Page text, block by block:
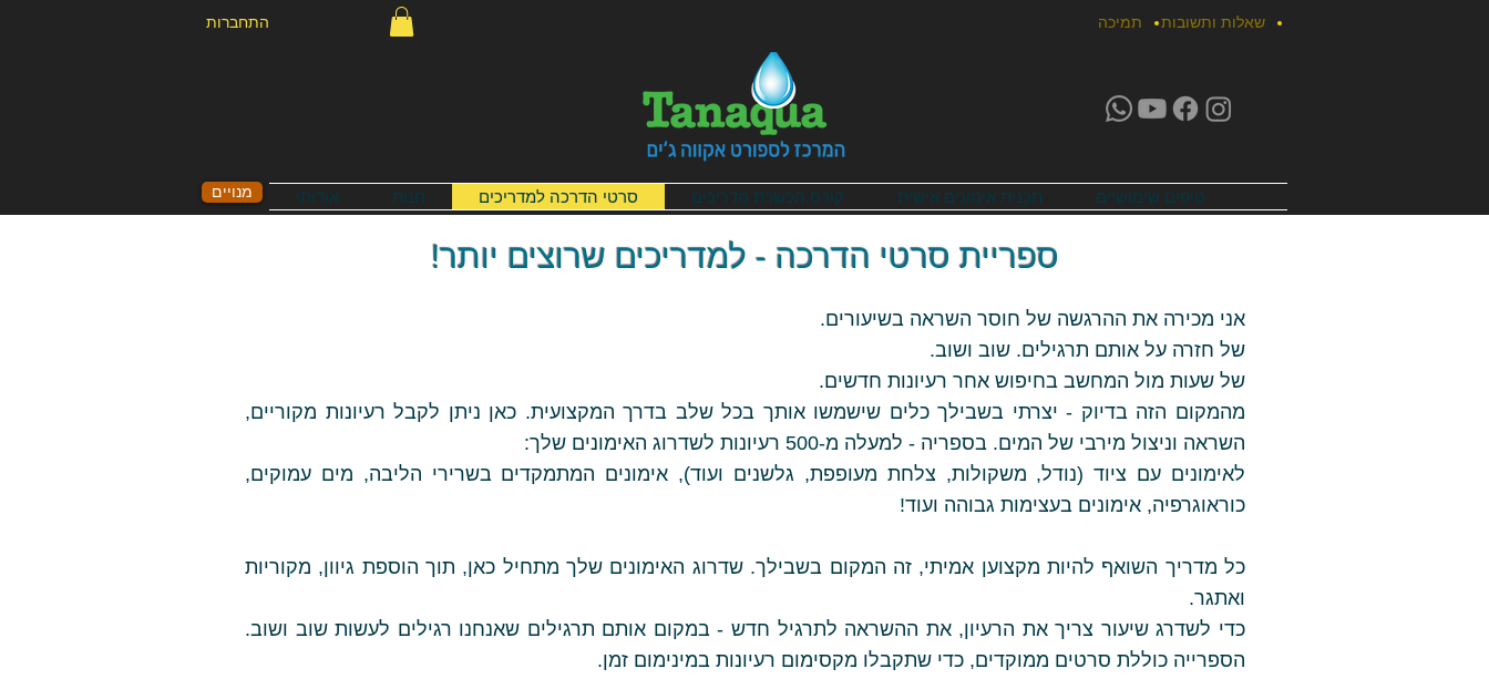
התחברות שאלות ותשובות תמיכה
מנויים אודותי חנות סרטי הדרכה למדריכים קורס הכשרת מדריכים תכנית אימונים אישית טיפים שימושיים
ספריית סרטי הדרכה - למדריכים שרוצים יותר!
אני מכירה את ההרגשה של חוסר השראה בשיעורים.
של חזרה על אותם תרגילים. שוב ושוב.
של שעות מול המחשב בחיפוש אחר רעיונות חדשים.
מהמקום הזה בדיוק - יצרתי בשבילך כלים שישמשו אותך בכל שלב בדרך המקצועית. כאן ניתן לקבל רעיונות מקוריים,
השראה וניצול מירבי של המים. בספריה - למעלה מ-500 רעיונות לשדרוג האימונים שלך:
לאימונים עם ציוד (נודל, משקולות, צלחת מעופפת, גלשנים ועוד), אימונים המתמקדים בשרירי הליבה, מים עמוקים,
כוראוגרפיה, אימונים בעצימות גבוהה ועוד!
כל מדריך השואף להיות מקצוען אמיתי, זה המקום בשבילך. שדרוג האימונים שלך מתחיל כאן, תוך הוספת גיוון, מקוריות
ואתגר.
כדי לשדרג שיעור צריך את הרעיון, את ההשראה לתרגיל חדש - במקום אותם תרגילים שאנחנו רגילים לעשות שוב ושוב.
הספרייה כוללת סרטים ממוקדים, כדי שתקבלו מקסימום רעיונות במינימום זמן.